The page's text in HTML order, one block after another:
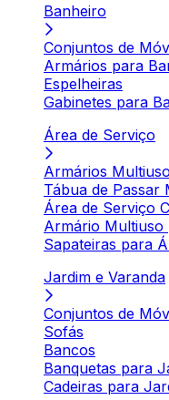
Banheiro
Conjuntos de
Armários para
Espelheiras
Gabinetes para
Área de Serviço
Armários
Tábua de Passar
Área de Serviço
Armário Multiuso
Sapateiras para
Jardim e Varanda
Conjuntos de
Sofás
Bancos
Banquetas para
Cadeiras para